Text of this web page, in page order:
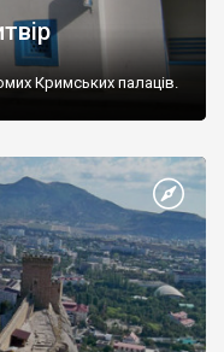
Кримських палаців.